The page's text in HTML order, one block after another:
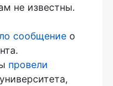
не известны.
сообщение о
провели